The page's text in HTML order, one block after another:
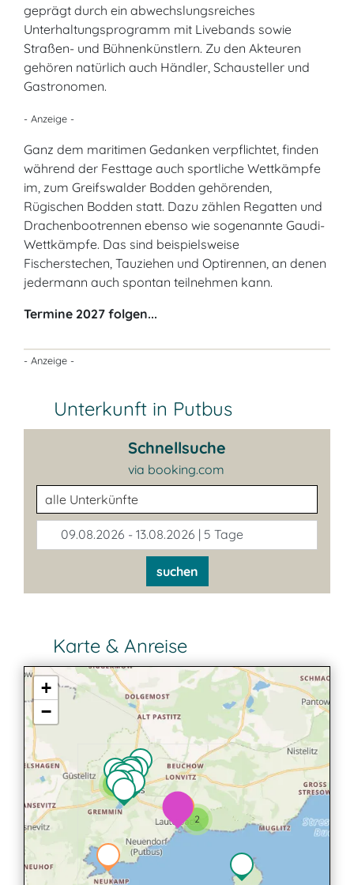
geprägt durch ein abwechslungsreiches
Unterhaltungsprogramm mit Livebands sowie
Straßen- und Bühnenkünstlern. Zu den Akteuren
gehören natürlich auch Händler, Schausteller und
Gastronomen.
- Anzeige -
Ganz dem maritimen Gedanken verpflichtet, finden
während der Festtage auch sportliche Wettkämpfe
im, zum Greifswalder Bodden gehörenden,
Rügischen Bodden statt. Dazu zählen Regatten und
Drachenbootrennen ebenso wie sogenannte Gaudi-
Wettkämpfe. Das sind beispielsweise
Fischerstechen, Tauziehen und Optirennen, an denen
jedermann auch spontan teilnehmen kann.
Termine 2027 folgen...
- Anzeige -
Unterkunft in Putbus
Schnellsuche
via booking.com
Unterkunftsart
09.08.2026 - 13.08.2026 | 5 Tage
suchen
Karte & Anreise
2
2
+
−